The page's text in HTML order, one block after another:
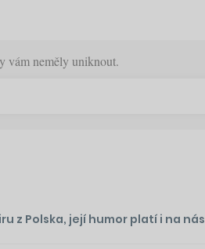
vám neměly uniknout.
z Polska, její humor platí i na nás